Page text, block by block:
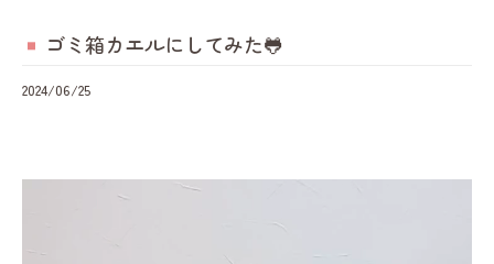
ゴミ箱カエルにしてみた🐸
2024/06/25